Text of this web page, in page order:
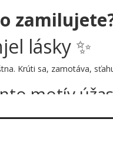
lásky ✨
Krúti sa, zamotáva,
motív
žížalu – ale nie
komiksovej ilustrácie:
tykadla – detaily, ktoré